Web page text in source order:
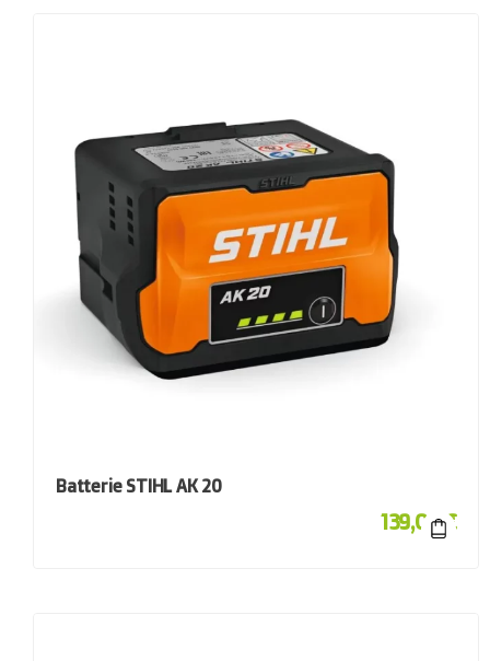
Batterie STIHL AK 20
139,00€